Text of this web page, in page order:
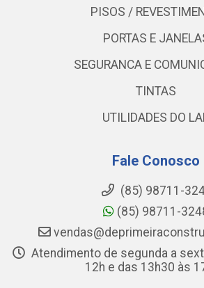
PISOS /
PORTAS E
SEGURANCA E
TINTAS
UTILIDADES DO
Fale Conosco
(85) 98711-
(85) 98711-
Atendimento de segunda a
12h e das 13h30 às